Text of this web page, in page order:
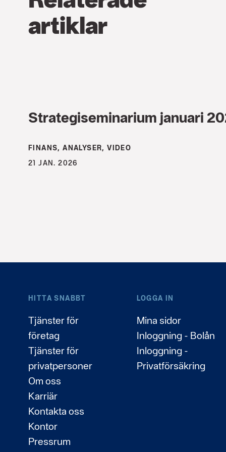
artiklar
Strategiseminarium januari
FINANS, ANALYSER, VIDEO
21 JAN. 2026
HITTA SNABBT
Tjänster för
företag
Tjänster för
privatpersoner
Om oss
Karriär
Kontakta oss
Kontor
Pressrum
LOGGA IN
Mina sidor
Inloggning - Bolån
Inloggning -
Privatförsäkring